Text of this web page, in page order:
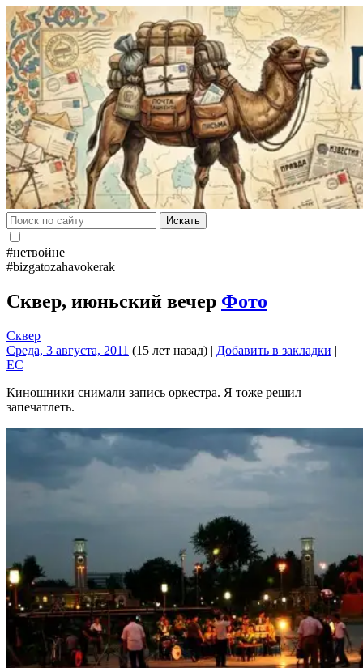
Искать
#нетвойне
#bizgatozahavokerak
Сквер, июньский вечер Фото
Сквер
Среда, 3 августа, 2011 (15 лет назад) | Добавить в закладки |
EC
Киношники снимали запись оркестра. Я тоже решил
запечатлеть.